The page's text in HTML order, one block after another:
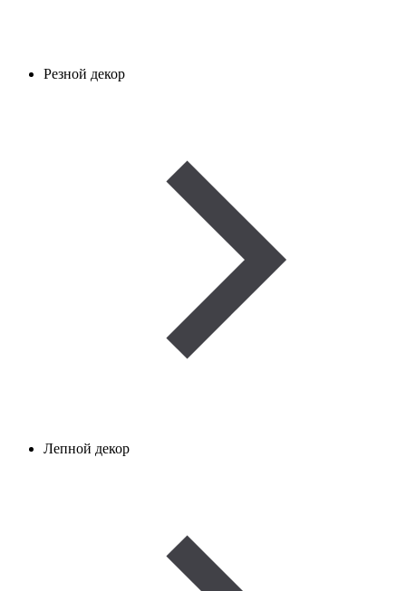
Резной декор
Лепной декор